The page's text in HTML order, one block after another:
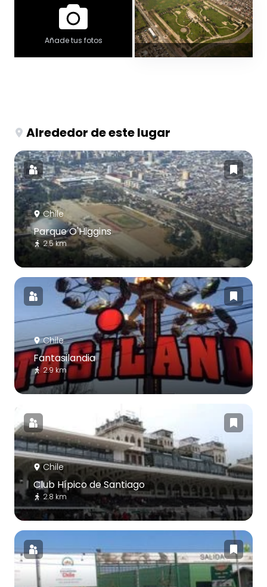
Añade tus fotos
Alrededor de este lugar
Chile
Parque O'Higgins
2.5 km
Chile
Fantasilandia
2.9 km
Chile
Club Hípico de Santiago
2.8 km